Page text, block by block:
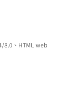
8.0、HTML web